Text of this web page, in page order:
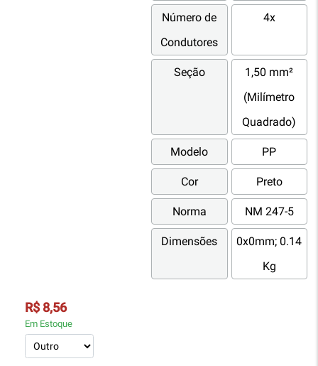
Número de
Condutores
4x
Seção
1,50 mm²
(Milímetro
Quadrado)
Modelo PP
Cor Preto
Norma NM 247-5
Dimensões
0x0mm; 0.14
Kg
R$ 8,56
Em Estoque